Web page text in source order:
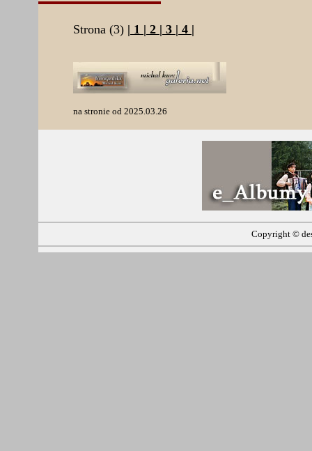
Strona (3) | 1 | 2 | 3 | 4 |
na stronie od 2025.03.26
Copyright ©